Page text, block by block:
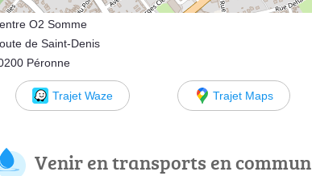
O2 Somme
de Saint-Denis
Péronne
Trajet Waze Trajet Maps
Venir en transports en commun